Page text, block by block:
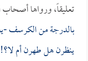
تعليقاً، ورواها
بالدرجة من الكرسف -
ينظرن هل طهرن أم